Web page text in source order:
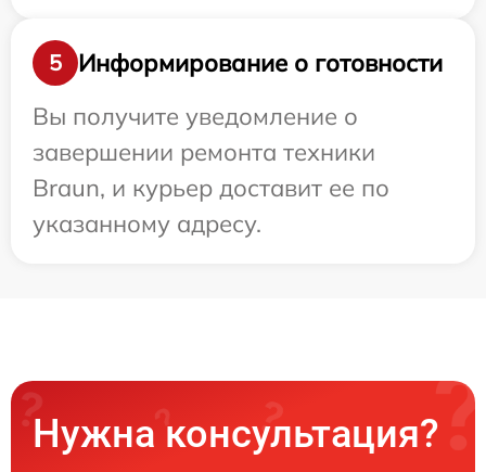
5
Информирование о готовности
Вы получите уведомление о
завершении ремонта техники
Braun, и курьер доставит ее по
указанному адресу.
Нужна консультация?